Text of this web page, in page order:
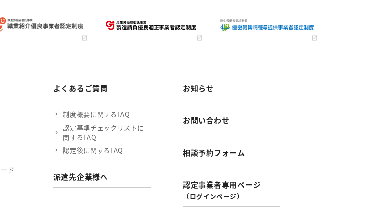
ド
よくあるご質問
制度概要に関するFAQ
認定基準チェックリストに
関するFAQ
認定後に関するFAQ
派遣先企業様へ
お知らせ
お問い合わせ
相談予約フォーム
認定事業者専用ページ
（ログインページ）